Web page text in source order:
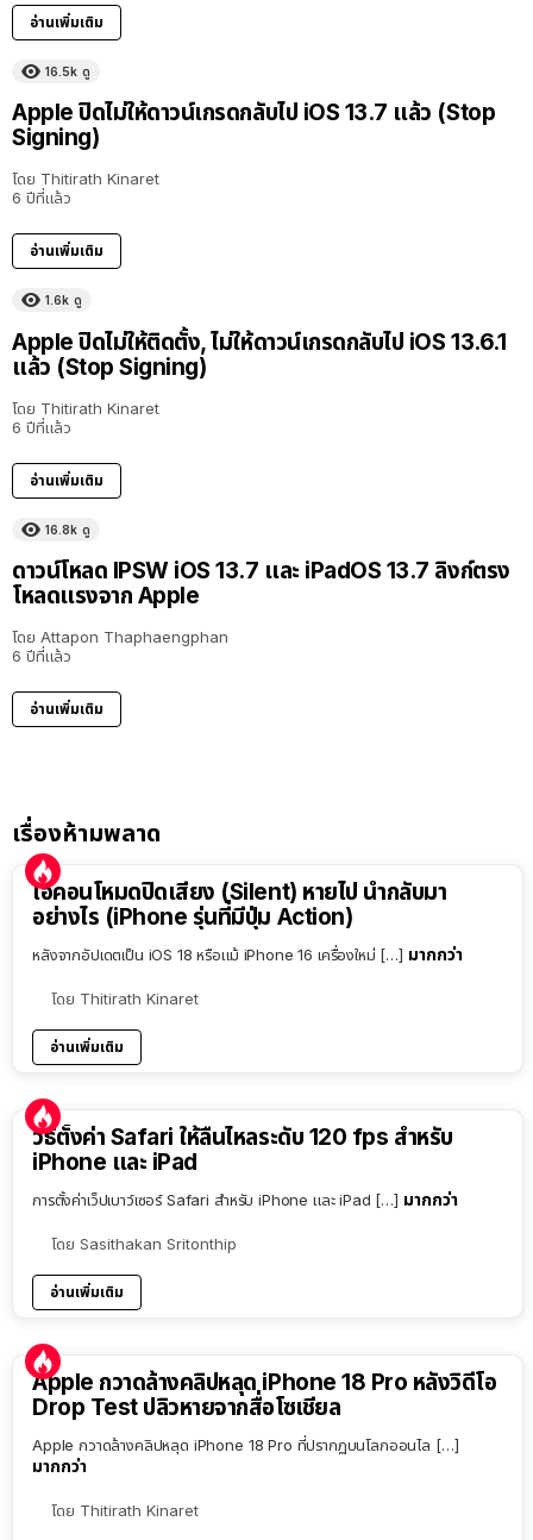
อ่านเพิ่มเติม
16.5k ดู
Apple ปิดไม่ให้ดาวน์เกรดกลับไป iOS 13.7 แล้ว (Stop
Signing)
โดย Thitirath Kinaret
6 ปีที่แล้ว
อ่านเพิ่มเติม
1.6k ดู
Apple ปิดไม่ให้ติดตั้ง, ไม่ให้ดาวน์เกรดกลับไป iOS 13.6.1
แล้ว (Stop Signing)
โดย Thitirath Kinaret
6 ปีที่แล้ว
อ่านเพิ่มเติม
16.8k ดู
ดาวน์โหลด IPSW iOS 13.7 และ iPadOS 13.7 ลิงก์ตรง
โหลดแรงจาก Apple
โดย Attapon Thaphaengphan
6 ปีที่แล้ว
อ่านเพิ่มเติม
เรื่องห้ามพลาด
ไอคอนโหมดปิดเสียง (Silent) หายไป นำกลับมา
อย่างไร (iPhone รุ่นที่มีปุ่ม Action)
หลังจากอัปเดตเป็น iOS 18 หรือแม้ iPhone 16 เครื่องใหม่ […] มากกว่า
โดย Thitirath Kinaret
อ่านเพิ่มเติม
วิธีตั้งค่า Safari ให้ลื่นไหลระดับ 120 fps สำหรับ
iPhone และ iPad
การตั้งค่าเว็ปเบาว์เซอร์ Safari สำหรับ iPhone และ iPad […] มากกว่า
โดย Sasithakan Sritonthip
อ่านเพิ่มเติม
Apple กวาดล้างคลิปหลุด iPhone 18 Pro หลังวิดีโอ
Drop Test ปลิวหายจากสื่อโซเชียล
Apple กวาดล้างคลิปหลุด iPhone 18 Pro ที่ปรากฏบนโลกออนไล […]
มากกว่า
โดย Thitirath Kinaret